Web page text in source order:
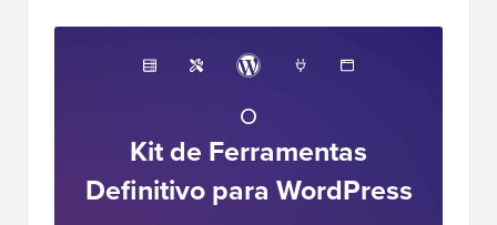
O
Kit de Ferramentas
Definitivo para WordPress